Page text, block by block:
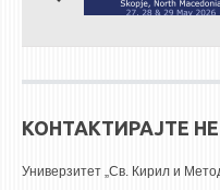
КОНТАКТИРАЈТЕ НЕ
Универзитет „Св. Кирил и